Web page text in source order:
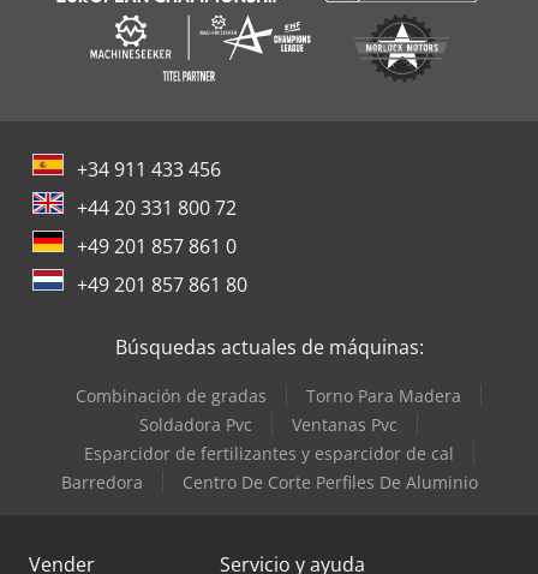
+34 911 433 456
+44 20 331 800 72
+49 201 857 861 0
+49 201 857 861 80
Búsquedas actuales de máquinas:
Combinación de gradas
Torno Para Madera
Soldadora Pvc
Ventanas Pvc
Esparcidor de fertilizantes y esparcidor de cal
Barredora
Centro De Corte Perfiles De Aluminio
Vender Servicio y ayuda